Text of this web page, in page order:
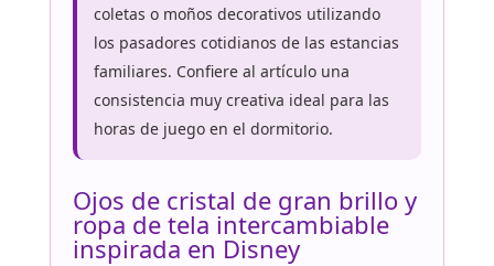
coletas o moños decorativos utilizando
los pasadores cotidianos de las estancias
familiares. Confiere al artículo una
consistencia muy creativa ideal para las
horas de juego en el dormitorio.
Ojos de cristal de gran brillo y
ropa de tela intercambiable
inspirada en Disney